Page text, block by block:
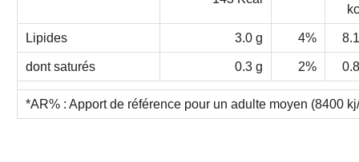
Lipides 3.0 g 4%
dont saturés 0.3 g 2%
*AR% : Apport de référence pour un adulte moyen (8400